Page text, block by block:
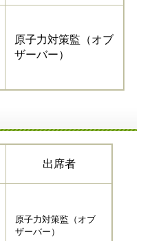
原子力対策監（オブ
ザーバー）
出席者
原子力対策監（オブ
ザーバー）